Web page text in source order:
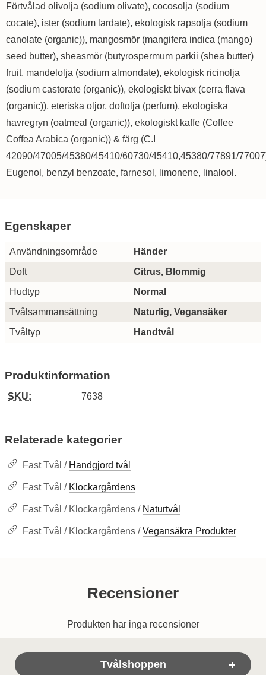
Förtvålad olivolja (sodium olivate), cocosolja (sodium
cocate), ister (sodium lardate), ekologisk rapsolja (sodium
canolate (organic)), mangosmör (mangifera indica (mango)
seed butter), sheasmör (butyrospermum parkii (shea butter)
fruit, mandelolja (sodium almondate), ekologisk ricinolja
(sodium castorate (organic)), ekologiskt bivax (cerra flava
(organic)), eteriska oljor, doftolja (perfum), ekologiska
havregryn (oatmeal (organic)), ekologiskt kaffe (Coffee
Coffea Arabica (organic)) & färg (C.I
42090/47005/45380/45410/60730/45410,45380/77891/
Eugenol, benzyl benzoate, farnesol, limonene, linalool.
Egenskaper
Egenskaper/attribut för denna produkt
Attribut Värde
Användningsområde
Händer
Doft
Citrus, Blommig
Hudtyp
Normal
Tvålsammansättning
Naturlig, Vegansäker
Tvåltyp
Handtvål
Produktinformation
SKU: 7638
Relaterade kategorier
Fast Tvål / Handgjord tvål
Fast Tvål / Klockargårdens
Fast Tvål / Klockargårdens / Naturtvål
Fast Tvål / Klockargårdens /Vegansäkra Produkter
Recensioner
Produkten har inga recensioner
Sidfot Blandad info och länkar
Tvålshoppen